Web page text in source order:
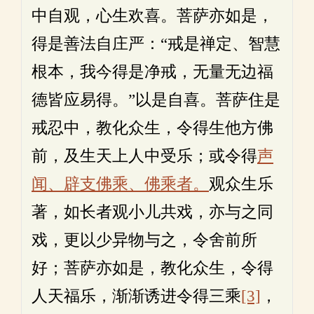
中自观，心生欢喜。菩萨亦如是，
得是善法自庄严：“戒是禅定、智慧
根本，我今得是净戒，无量无边福
德皆应易得。”以是自喜。菩萨住是
戒忍中，教化众生，令得生他方佛
前，及生天上人中受乐；或令得声
闻、辟支佛乘、佛乘者。 观众生乐
著，如长者观小儿共戏，亦与之同
戏，更以少异物与之，令舍前所
好；菩萨亦如是，教化众生，令得
人天福乐，渐渐诱进令得三乘[3] ，